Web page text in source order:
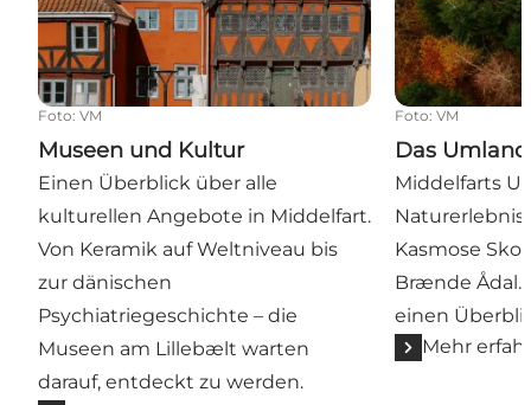
Foto: VM
Museen und Kultur
Einen Überblick über alle
kulturellen Angebote in Middelfart.
Von Keramik auf Weltniveau bis
zur dänischen
Psychiatriegeschichte – die
Museen am Lillebælt warten
darauf, entdeckt zu werden.
Foto: VM
Das Umland
Middelfarts
Kasmose
Brænde Ådal.
einen
Mehr